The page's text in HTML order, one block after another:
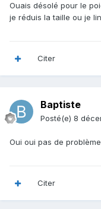
Ouais désolé pour le
je réduis la taille ou je
Citer
Baptiste
Posté(e) 8
Oui oui pas de
Citer